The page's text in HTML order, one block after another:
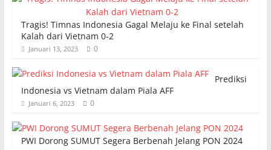
Tragis! Timnas Indonesia Gagal Melaju ke Final setelah
Kalah dari Vietnam 0-2
Januari 13, 2023 0
Prediksi
Indonesia vs Vietnam dalam Piala AFF
Januari 6, 2023 0
PWI Dorong SUMUT Segera Berbenah Jelang PON 2024